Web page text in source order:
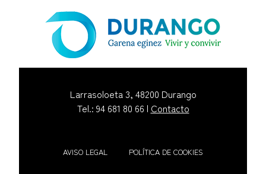
Larrasoloeta 3, 48200 Durango
Tel.: 94 681 80 66 | Contacto
AVISO LEGAL POLÍTICA DE COOKIES